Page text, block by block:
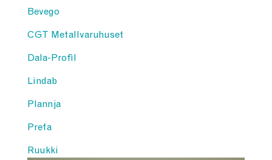
Bevego
CGT Metallvaruhuset
Dala-Profil
Lindab
Plannja
Prefa
Ruukki